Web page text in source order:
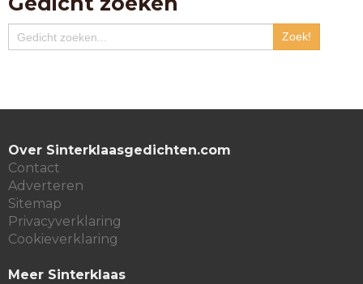
Over Sinterklaasgedichten.com
Contact
Adverteren
Sitemap
Privacyverklaring
Cookieverklaring
Meer Sinterklaas